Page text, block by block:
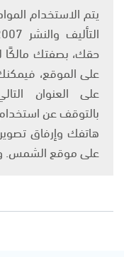
حقك، بصفتك مالكًا
على الموقع، فيمكنك
بالتوقف عن
هاتفك وإرفاق
على موقع الشمس.